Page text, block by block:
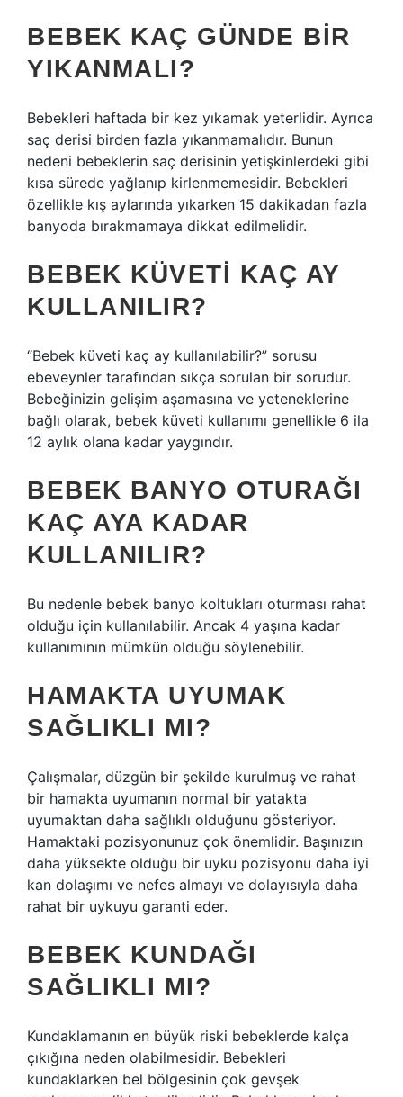
BEBEK KAÇ GÜNDE BIR
YIKANMALI?
Bebekleri haftada bir kez yıkamak yeterlidir. Ayrıca
saç derisi birden fazla yıkanmamalıdır. Bunun
nedeni bebeklerin saç derisinin yetişkinlerdeki gibi
kısa sürede yağlanıp kirlenmemesidir. Bebekleri
özellikle kış aylarında yıkarken 15 dakikadan fazla
banyoda bırakmamaya dikkat edilmelidir.
BEBEK KÜVETI KAÇ AY
KULLANILIR?
“Bebek küveti kaç ay kullanılabilir?” sorusu
ebeveynler tarafından sıkça sorulan bir sorudur.
Bebeğinizin gelişim aşamasına ve yeteneklerine
bağlı olarak, bebek küveti kullanımı genellikle 6 ila
12 aylık olana kadar yaygındır.
BEBEK BANYO OTURAĞI
KAÇ AYA KADAR
KULLANILIR?
Bu nedenle bebek banyo koltukları oturması rahat
olduğu için kullanılabilir. Ancak 4 yaşına kadar
kullanımının mümkün olduğu söylenebilir.
HAMAKTA UYUMAK
SAĞLIKLI MI?
Çalışmalar, düzgün bir şekilde kurulmuş ve rahat
bir hamakta uyumanın normal bir yatakta
uyumaktan daha sağlıklı olduğunu gösteriyor.
Hamaktaki pozisyonunuz çok önemlidir. Başınızın
daha yüksekte olduğu bir uyku pozisyonu daha iyi
kan dolaşımı ve nefes almayı ve dolayısıyla daha
rahat bir uykuyu garanti eder.
BEBEK KUNDAĞI
SAĞLIKLI MI?
Kundaklamanın en büyük riski bebeklerde kalça
çıkığına neden olabilmesidir. Bebekleri
kundaklarken bel bölgesinin çok gevşek